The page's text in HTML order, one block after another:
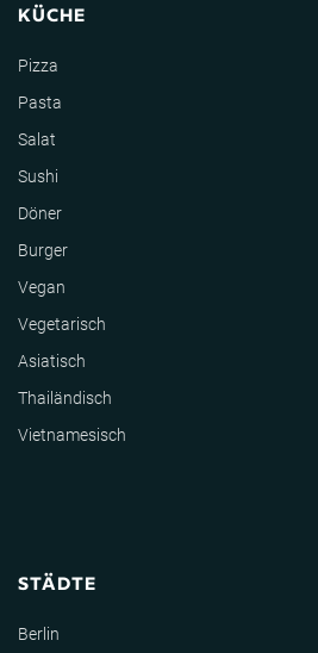
KÜCHE
Pizza
Pasta
Salat
Sushi
Döner
Burger
Vegan
Vegetarisch
Asiatisch
Thailändisch
Vietnamesisch
STÄDTE
Berlin